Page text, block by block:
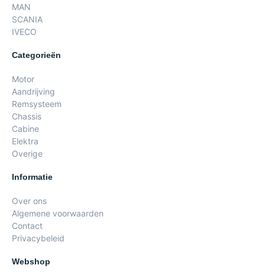
MAN
SCANIA
IVECO
Categorieën
Motor
Aandrijving
Remsysteem
Chassis
Cabine
Elektra
Overige
Informatie
Over ons
Algemene voorwaarden
Contact
Privacybeleid
Webshop